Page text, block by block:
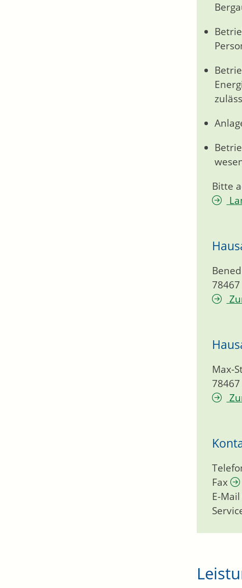
Bitte
78467
Max-
78467
Fax
E-Mail